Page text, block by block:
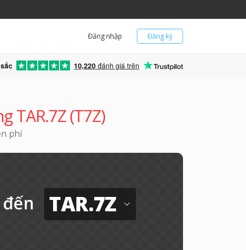
Đăng ký
Đăng nhập
10,220 đánh giá trên
TAR.7Z (T7Z)
phí
đến TAR.7Z